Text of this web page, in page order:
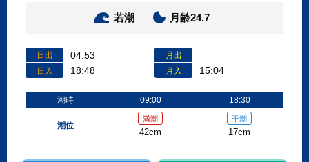
若潮 月齢24.7
日出 04:53
日入 18:48
月出
月入
15:04
潮時
潮位
09:00
満潮
42cm
18:30
干潮
17cm